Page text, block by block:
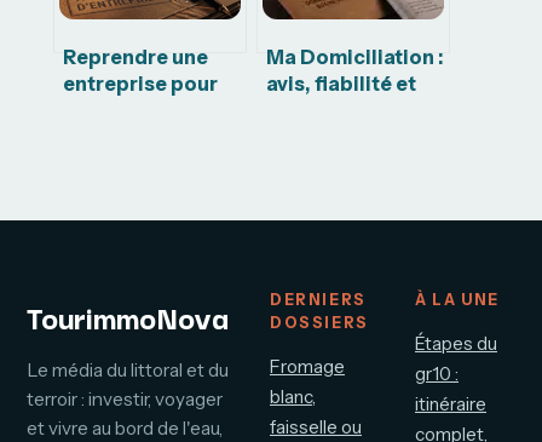
Reprendre une
entreprise pour
Ma Domiciliation :
avis, fiabilité et
TourimmoNova
Le média du littoral et du
terroir : investir, voyager
et vivre au bord de l'eau,
DERNIERS
DOSSIERS
Fromage
blanc,
faisselle ou
À LA UNE
Étapes du
gr10 :
itinéraire
complet,